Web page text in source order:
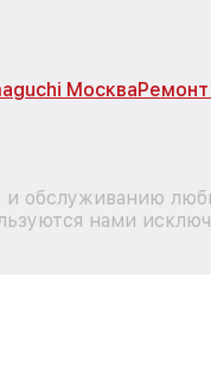
Москва
обслуживанию
нами